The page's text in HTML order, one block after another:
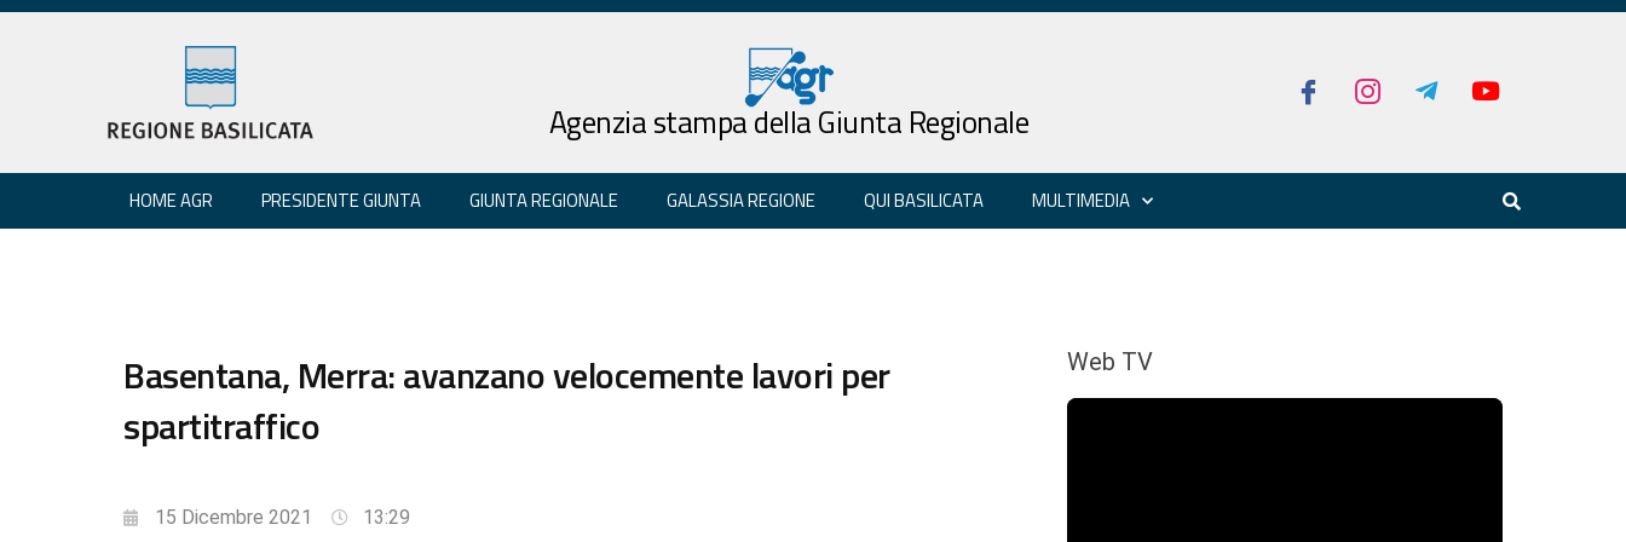
Agenzia stampa della Giunta Regionale
HOME AGR PRESIDENTE GIUNTA GIUNTA REGIONALE GALASSIA REGIONE QUI BASILICATA MULTIMEDIA
Basentana, Merra: avanzano velocemente lavori per
spartitraffico
15 Dicembre 2021
13:29
Web TV